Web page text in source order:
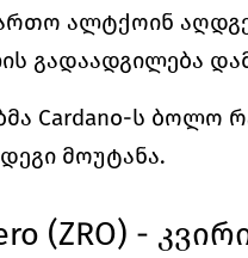
ალტქოინ
გადაადგილება
Cardano-ს ბოლო
მოუტანა.
(ZRO) -